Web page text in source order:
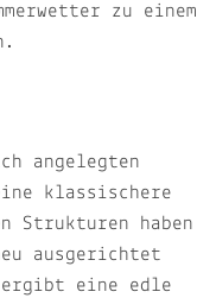
zu einem
angelegten
klassischere
Strukturen haben
ausgerichtet
eine edle